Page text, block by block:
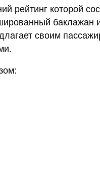
рейтинг которой
баклажан
своим